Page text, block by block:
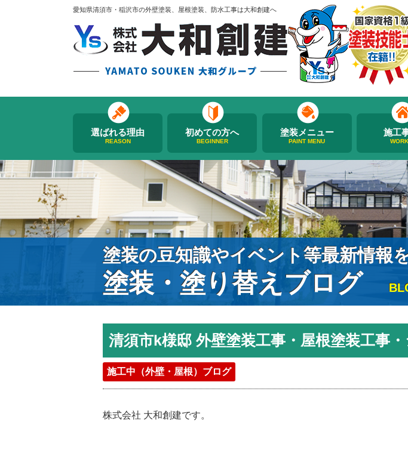
愛知県清須市・稲沢市の外壁塗装、屋根塗装、防水工事は大和創建へ
選ばれる理由
REASON
初めての方へ
BEGINNER
塗装メニュー
PAINT MENU
施工
塗装の豆知識やイベント等最新情報
塗装・塗り替えブログ
清須市k様邸 外壁塗装工事・屋根塗装工事
施工中（外壁・屋根）ブログ
株式会社 大和創建です。